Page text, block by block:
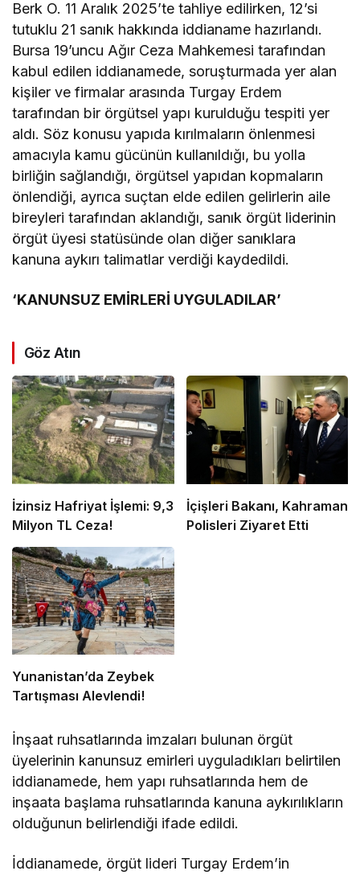
Berk O. 11 Aralık 2025’te tahliye edilirken, 12’si
tutuklu 21 sanık hakkında iddianame hazırlandı.
Bursa 19’uncu Ağır Ceza Mahkemesi tarafından
kabul edilen iddianamede, soruşturmada yer alan
kişiler ve firmalar arasında Turgay Erdem
tarafından bir örgütsel yapı kurulduğu tespiti yer
aldı. Söz konusu yapıda kırılmaların önlenmesi
amacıyla kamu gücünün kullanıldığı, bu yolla
birliğin sağlandığı, örgütsel yapıdan kopmaların
önlendiği, ayrıca suçtan elde edilen gelirlerin aile
bireyleri tarafından aklandığı, sanık örgüt liderinin
örgüt üyesi statüsünde olan diğer sanıklara
kanuna aykırı talimatlar verdiği kaydedildi.
‘KANUNSUZ EMİRLERİ UYGULADILAR’
Göz Atın
İzinsiz Hafriyat İşlemi: 9,3
Milyon TL Ceza!
İçişleri Bakanı, Kahraman
Polisleri Ziyaret Etti
Yunanistan’da Zeybek
Tartışması Alevlendi!
İnşaat ruhsatlarında imzaları bulunan örgüt
üyelerinin kanunsuz emirleri uyguladıkları belirtilen
iddianamede, hem yapı ruhsatlarında hem de
inşaata başlama ruhsatlarında kanuna aykırılıkların
olduğunun belirlendiği ifade edildi.
İddianamede, örgüt lideri Turgay Erdem’in